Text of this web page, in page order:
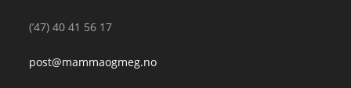
(’47) 40 41 56 17
post@mammaogmeg.no